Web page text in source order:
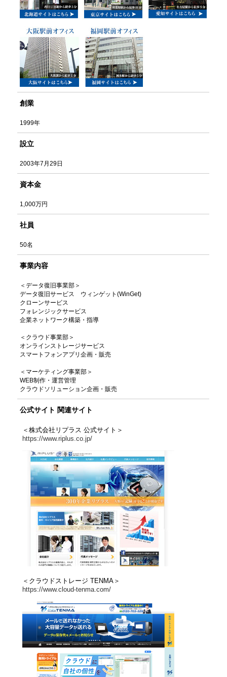
創業
1999年
設立
2003年7月29日
資本金
1,000万円
社員
50名
事業内容
＜データ復旧事業部＞
データ復旧サービス ウィンゲット(WinGet)
クローンサービス
フォレンジックサービス
企業ネットワーク構築・指導
＜クラウド事業部＞
オンラインストレージサービス
スマートフォンアプリ企画・販売
＜マーケティング事業部＞
WEB制作・運営管理
クラウドソリューション企画・販売
公式サイト 関連サイト
＜株式会社リプラス 公式サイト＞
https://www.riplus.co.jp/
＜クラウドストレージ TENMA＞
https://www.cloud-tenma.com/